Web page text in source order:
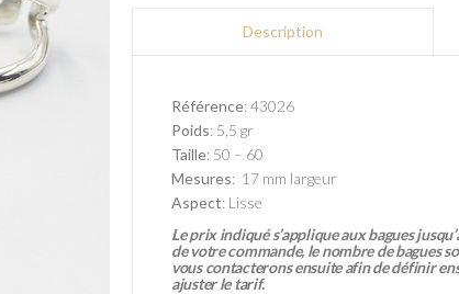
Description
Référence: 43026
Poids: 5,5 gr
Taille: 50 – 60
Mesures: 17 mm largeur
Aspect: Lisse
Le prix indiqué s’applique aux bagues
de votre commande, le nombre de bagues
vous contacterons ensuite afin de définir
ajuster le tarif.